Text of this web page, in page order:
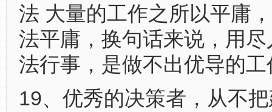
法 大量的工作之所以平庸
法平庸，换句话来说，用
法行事，是做不出优导的工
19、优秀的决策者，从不